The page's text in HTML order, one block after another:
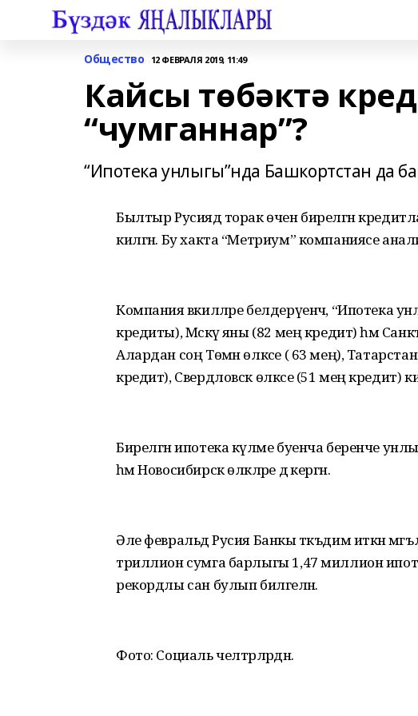
Общество 12 ФЕВРАЛЯ 2019, 11:49
Кайсы төбәктә
“чумганнар”?
“Ипотека унлыгы”нда Башкортстан да
Былтыр Русиядә торак өчен бирелгән
килгән. Бу хакта “Метриум” компаниясе
Компания вәкилләре белдерүенчә, “Ипотека
кредиты), Мәскәү яны (82 мең кредит) һәм
Алардан соң Төмән өлкәсе ( 63 мең),
кредит), Свердловск өлкәсе (51 мең кредит)
Бирелгән ипотека күләме буенча беренче
һәм Новосибирск өлкәләре дә кергән.
Әле февральдә Русия Банкы тәкъдим иткән
триллион сумга барлыгы 1,47 миллион
рекордлы сан булып билгеләнә.
Фото: Социаль челтәрләрдән.